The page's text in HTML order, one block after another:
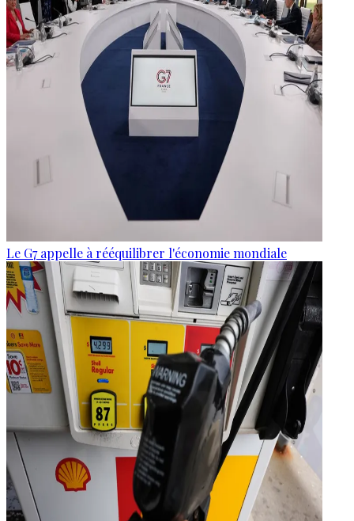
Le G7 appelle à rééquilibrer l'économie mondiale